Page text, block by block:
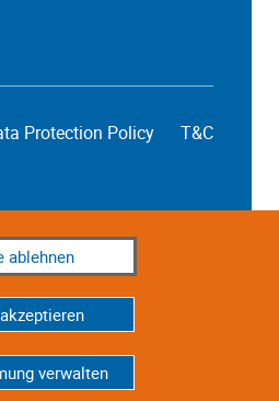
Protection Policy T&C
ablehnen
verwalten